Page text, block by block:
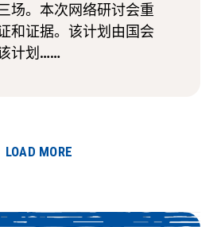
场。本次网络研讨会重
和证据。该计划由国会
计划……
LOAD MORE